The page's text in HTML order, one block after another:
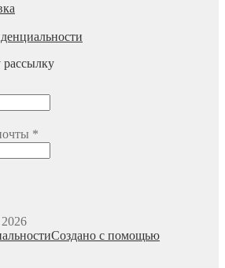
*
Создано с помощью